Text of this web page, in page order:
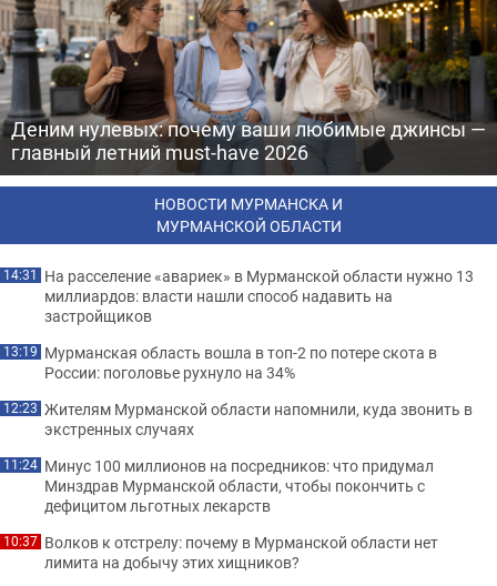
Деним нулевых: почему ваши любимые джинсы —
главный летний must-have 2026
НОВОСТИ МУРМАНСКА И
МУРМАНСКОЙ ОБЛАСТИ
14:31 На расселение «авариек» в Мурманской области нужно 13
миллиардов: власти нашли способ надавить на
застройщиков
13:19 Мурманская область вошла в топ-2 по потере скота в
России: поголовье рухнуло на 34%
12:23 Жителям Мурманской области напомнили, куда звонить в
экстренных случаях
11:24 Минус 100 миллионов на посредников: что придумал
Минздрав Мурманской области, чтобы покончить с
дефицитом льготных лекарств
10:37 Волков к отстрелу: почему в Мурманской области нет
лимита на добычу этих хищников?